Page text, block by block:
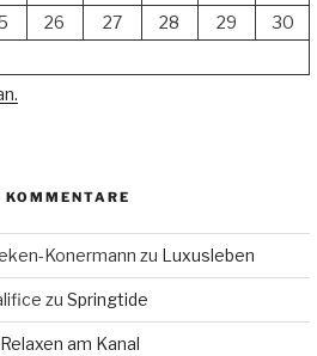
26 27 28 29
30
KOMMENTARE
Konermann zu Luxusleben
zu Springtide
Relaxen am Kanal